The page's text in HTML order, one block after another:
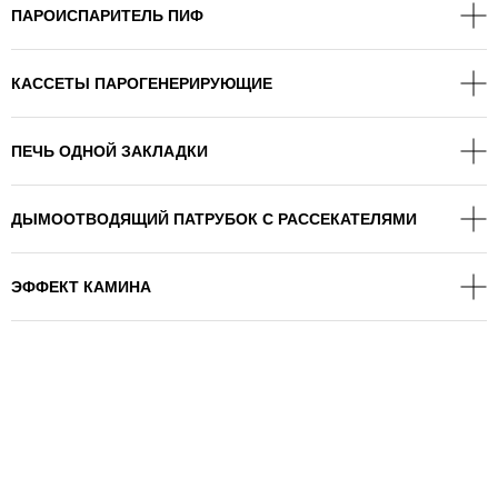
ПАРОИСПАРИТЕЛЬ ПИФ
КАССЕТЫ ПАРОГЕНЕРИРУЮЩИЕ
ПЕЧЬ ОДНОЙ ЗАКЛАДКИ
ДЫМООТВОДЯЩИЙ ПАТРУБОК С РАССЕКАТЕЛЯМИ
ЭФФЕКТ КАМИНА